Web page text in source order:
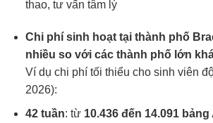
thao, tư vấn tâm lý
Chi phí sinh hoạt tại thành phố
nhiều so với các thành phố lớn
Ví dụ chi phí tối thiểu cho sinh viên
2026):
42 tuần: từ 10.436 đến 14.091 bảng